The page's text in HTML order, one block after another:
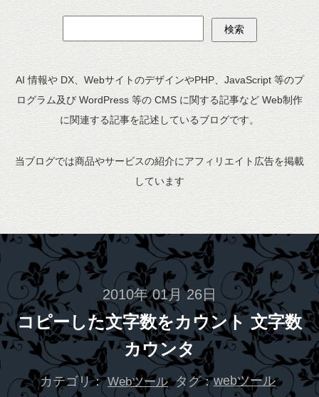
AI 情報や DX、WebサイトのデザインやPHP、JavaScript 等のプ
ログラム及び WordPress 等の CMS に関する記事など Web制作
に関連する記事を記述しているブログです。
当ブログでは商品やサービスの紹介にアフィリエイト広告を掲載
しています
2010年 01月 26日
コピーした文字数をカウント 文字数
カウンタ
カテゴリ： Webツール タグ：webツール